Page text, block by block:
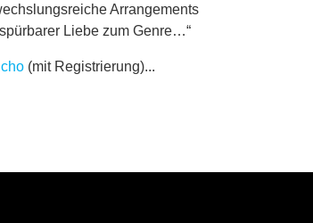
Ar­ran­ge­ments
Lie­be zum Gen­re…“
(mit Registrierung)...